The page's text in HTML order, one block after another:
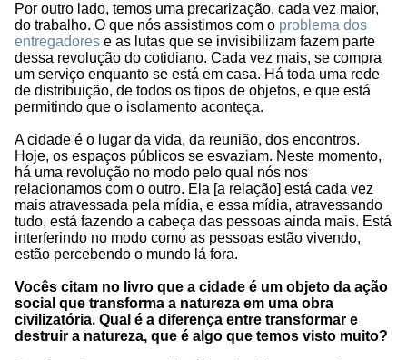
Por outro lado, temos uma precarização, cada vez maior,
do trabalho. O que nós assistimos com o problema dos
entregadores e as lutas que se invisibilizam fazem parte
dessa revolução do cotidiano. Cada vez mais, se compra
um serviço enquanto se está em casa. Há toda uma rede
de distribuição, de todos os tipos de objetos, e que está
permitindo que o isolamento aconteça.
A cidade é o lugar da vida, da reunião, dos encontros.
Hoje, os espaços públicos se esvaziam. Neste momento,
há uma revolução no modo pelo qual nós nos
relacionamos com o outro. Ela [a relação] está cada vez
mais atravessada pela mídia, e essa mídia, atravessando
tudo, está fazendo a cabeça das pessoas ainda mais. Está
interferindo no modo como as pessoas estão vivendo,
estão percebendo o mundo lá fora.
Vocês citam no livro que a cidade é um objeto da ação
social que transforma a natureza em uma obra
civilizatória. Qual é a diferença entre transformar e
destruir a natureza, que é algo que temos visto muito?